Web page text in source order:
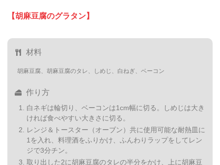
【胡麻豆腐のグラタン】
材料
胡麻豆腐、胡麻豆腐のタレ、しめじ、白ねぎ、ベーコン
作り方
白ネギは輪切り、ベーコンは1cm幅に切る。しめじは大き
ければ食べやすい大きさに切る。
レンジ＆トースター（オーブン）共に使用可能な耐熱皿に
1を入れ、料理酒をふりかけ、ふんわりラップをしてレン
ジで3分チン。
取り出した2に胡麻豆腐のタレの半分をかけ、上に胡麻豆